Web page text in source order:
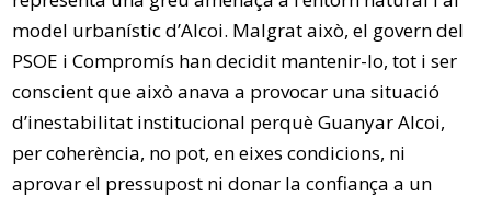
model urbanístic d’Alcoi. Malgrat això, el govern del
PSOE i Compromís han decidit mantenir-lo, tot i ser
conscient que això anava a provocar una situació
d’inestabilitat institucional perquè Guanyar Alcoi,
per coherència, no pot, en eixes condicions, ni
aprovar el pressupost ni donar la confiança a un